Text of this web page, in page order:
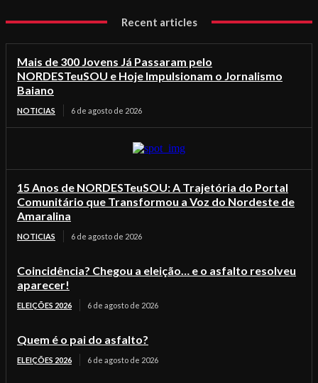
Recent articles
Mais de 300 Jovens Já Passaram pelo
NORDESTeuSOU e Hoje Impulsionam o Jornalismo
Baiano
NOTICIAS 6 de agosto de 2026
15 Anos de NORDESTeuSOU: A Trajetória do Portal
Comunitário que Transformou a Voz do Nordeste de
Amaralina
NOTICIAS 6 de agosto de 2026
Coincidência? Chegou a eleição… e o asfalto resolveu
aparecer!
ELEIÇÕES 2026 6 de agosto de 2026
Quem é o pai do asfalto?
ELEIÇÕES 2026 6 de agosto de 2026